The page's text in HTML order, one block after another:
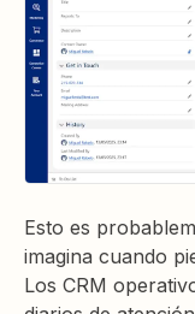
Esto es
imagina cuando
Los CRM